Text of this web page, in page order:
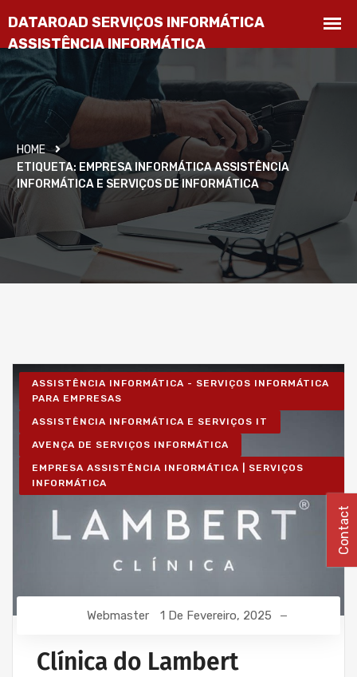
HOME
ETIQUETA: EMPRESA INFORMÁTICA ASSISTÊNCIA
INFORMÁTICA E SERVIÇOS DE INFORMÁTICA
ASSISTÊNCIA INFORMÁTICA - SERVIÇOS INFORMÁTICA
PARA EMPRESAS
ASSISTÊNCIA INFORMÁTICA E SERVIÇOS IT
AVENÇA DE SERVIÇOS INFORMÁTICA
EMPRESA ASSISTÊNCIA INFORMÁTICA | SERVIÇOS
INFORMÁTICA
Webmaster 1 De Fevereiro, 2025
Clínica do Lambert
Contact